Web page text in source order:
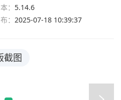
： 5.14.6
： 2025-07-18 10:39:37
截图